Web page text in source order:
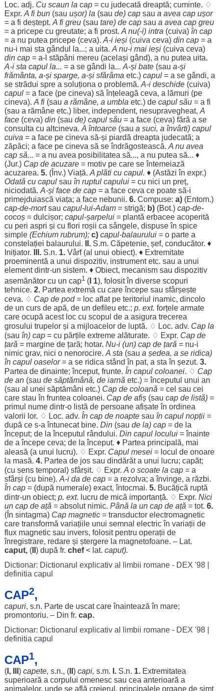
Loc. adj. Cu scaunla cap= cu judecată dreaptă; cuminte. ♢
Expr. A fi bun(sau ușor) la (sau de) capsau a avea cap ușor
= a fi deștept. A fi greu(sau tare) de capsau a avea cap greu
= a pricepecu greutate; a fi prost. A nu(-i) intra (cuiva) în cap
= a nu putea pricepe(ceva). A-i ieși(cuiva ceva) din cap= a
nu-i mai sta gândul la...; a uita. A nu-i mai ieși(cuiva ceva)
din cap= a-l stăpâni mereu (același gând), a nu putea uita.
A-i sta capul la... = a se gândi la... A-și bate(sau a-și
frământa, a-și sparge, a-și sfărâma etc.) capul= a se gândi, a
se strădui sprea soluționa o problemă. A-i deschide(cuiva)
capul= a face(pe cineva) săînțeleagă ceva, a lămuri (pe
cineva). A fi(sau a rămâne, a umbla etc.) de capul său= a fi
(sau a rămâneetc.) liber, independent, nesupravegheat, A
face(ceva) din(sau de) capul său= a face(ceva) fără a se
consulta cu altcineva. A întoarce(sau a suci, a învârti) capul
cuiva = a facepe cineva să-și piardă dreapta judecată; a
zăpăci; a facepe cineva să seîndrăgostească. A nu avea
capsă... = a nu avea posibilitatea să..., a nu putea să... ♦
(Jur.) Capde acuzare= motivpe care seîntemeiază
acuzarea. 5.(Înv.) Viață. A plăticu capul. ♦ (Astăzi în expr.)
Odată cu capulsau în ruptul capului= cu nici un preț,
niciodată. A-și facede cap= a faceceva ce poatesă-i
primejduiască viața; a face nebunii. 6.Compuse: a)(Entom.)
cap-de-mortsau capul-lui-Adam= strigă; b)(Bot.) cap-de-
cocoș= dulcișor; capul-șarpelui= plantă erbacee acoperită
cu peri aspri și cu flori roșii ca sângele, dispuseîn spice
simple (Echium rubrum); c) capul-balaurului= o partea
constelației balaurului. II.S.m. Căpetenie, șef, conducător. ♦
Inițiator. III.S.n. 1. Vârf(al unui obiect). ♦ Extremitate
proeminentă a unui dispozitiv, instrumentetc. sau a unui
elementdintr-un sistem. ♦ Obiect, mecanismsau dispozitiv
asemănătorcu un cap1(I 1), folositîn diverse scopuri
tehnice. 2. Partea extremă cu careîncepesau sfârșește
ceva. ♢ Capde pod= loc aflatpe teritoriul inamic, dincolo
de un cursde apă, de un defileu etc.; p. ext. forțele armate
care ocupă acest loccu scopul de a asigura trecerea
grosului trupelorși a mijloacelorde luptă. ♢ Loc. adv. Capla
(sau în) cap= cu părțile extreme alăturate. ♢ Expr. Capde
țară = marginede țară; hotar. Nu-i (un) capde țară = nu-i
nimic grav, nici o nenorocire. A sta (sau a ședea, a se ridica)
în capul oaselor= a se ridica stând în pat, a sta în șezut. 3.
Partea de dinainte;început, frunte. În capul coloanei. ♢ Cap
de an(sau de săptămână, de iarnă etc.) =începutul unui an
(sau al unei săptămâni etc.) Capde coloană = cel sau cei
care stau în fruntea coloanei. Capde afiș(sau capde listă)=
primul numedintr-o listă de persoane afișateîn ordinea
valorii lor. ♢ Loc. adv. În capde noaptesau în capul nopții=
după ce s-aîntunecat bine. Din(sau de la) cap= de la
început; de laînceputul rândului. Din capul locului=înainte
de aîncepeceva; de laînceput. ♦ Partea principală, mai
aleasă (a unui lucru). ♢ Expr. Capul mesei= locul de onoare
la masă. 4. Partea de jossau dindărăta unui lucru; capăt;
(cu sens temporal ) sfârșit. ♢ Expr. A o scoatela cap= a
sfârși (cu bine). A-i da de cap= a rezolva; aînvinge, a răzbi.
În cap= (după numerale) exact,întocmai. 5. Bucățică ruptă
dintr-un obiect; p. ext. lucru de mică importanță. ♢ Expr. Nici
un capde ață = absolut nimic. Până la un capde ață = tot. 6.
(În sintagma) Cap magnetic= transductor electromagnetic
care transformă variațiileunui semnal electricîn variații de
flux magneticsau invers, folosit pentru operații de
înregistrare, redareși ștergerela magnetofoane. – Lat.
caput, (II ) după fr. chef< lat. caput).
Dictionar: Dictionarul explicativ al limbii romane - DEX '98|
definitia capul
CAP2,
capuri, s.n. Partede uscatcareînaintează în mare;
promontoriu. – Din fr. cap.
Dictionar: Dictionarul explicativ al limbii romane - DEX '98|
definitia capul
CAP1,
(I, III ) capete, s.n., (II ) capi, s.m. I.S.n. 1. Extremitatea
superioară a corpului omenescsau cea anterioară a
animalelor, unde se află creierul , principalele organede simț